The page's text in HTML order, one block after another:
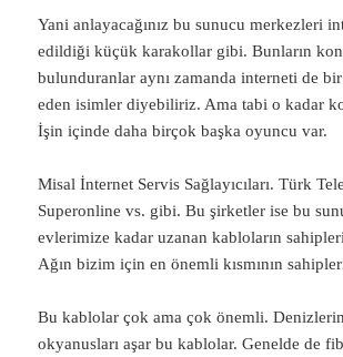
Yani anlayacağınız bu sunucu merkezleri
edildiği küçük karakollar gibi. Bunların
bulunduranlar aynı zamanda interneti de
eden isimler diyebiliriz. Ama tabi o kadar
İşin içinde daha birçok başka oyuncu var.
Misal İnternet Servis Sağlayıcıları. Türk
Superonline vs. gibi. Bu şirketler ise bu
evlerimize kadar uzanan kabloların
Ağın bizim için en önemli kısmının
Bu kablolar çok ama çok önemli. Denizlerin
okyanusları aşar bu kablolar. Genelde de